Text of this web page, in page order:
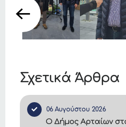
Σχετικά Άρθρα
06 Αυγούστου 2026
Ο Δήμος Αρταίων